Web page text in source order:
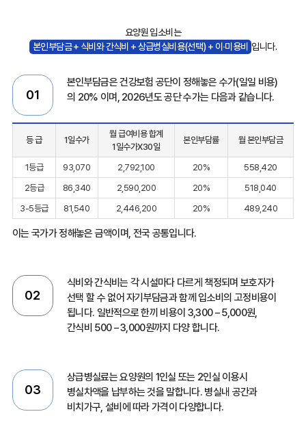
요양원 입소비는
본인부담금 + 식비와 간식비 + 상급병실비용(선택) + 이∙미용비 입니다.
01
본인부담금은 건강보험 공단이 정해놓은 수가(일일 비용)
의 20% 이며, 2026년도 공단 수가는 다음과 같습니다.
등 급 1일수가
월 급여비용 합계
1일수가X30일
본인부담률 월 본인부담금
1등급 93,070 2,792,100 20%
558,420
2등급
86,340 2,590,200 20%
518,040
3-5등급
81,540 2,446,200 20% 489,240
이는 국가가 정해놓은 금액이며, 전국 공통입니다.
02
식비와 간식비는 각 시설마다 다르게 책정되며 보호자가
선택 할 수 없어 자기부담금과 함께 입소비의 고정비용이
됩니다. 일반적으로 한끼 비용이 3,300 – 5,000원,
간식비 500 – 3,000원까지 다양 합니다.
03
상급병실료는 요양원의 1인실 또는 2인실 이용시
병실차액을 납부하는 것을 말합니다. 병실내 공간과
비치가구, 설비에 따라 가격이 다양합니다.